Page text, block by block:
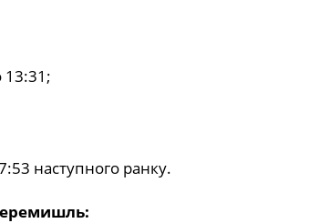
13:31;
наступного ранку.